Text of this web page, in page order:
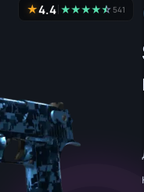
AK-47
FAMAS
G3SG1
Автомат
★4.4 ★★★★★
☆541